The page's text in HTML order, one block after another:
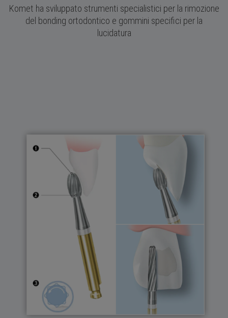
Komet ha sviluppato strumenti specialistici per la rimozione
del bonding ortodontico e gommini specifici per la
lucidatura